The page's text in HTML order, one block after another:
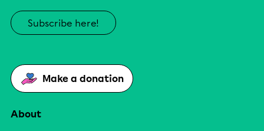
Subscribe here!
Make a donation
About